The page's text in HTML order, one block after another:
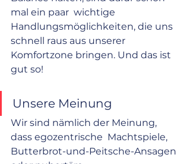
mal ein paar  wichtige
Handlungsmöglichkeiten, die uns
schnell raus aus unserer
Komfortzone bringen. Und das ist
gut so!
Unsere Meinung
Wir sind nämlich der Meinung,
dass egozentrische  Machtspiele,
Butterbrot-und-Peitsche-Ansagen